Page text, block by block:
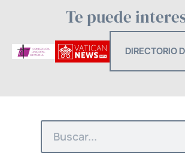
Te puede
DIRECTORIO